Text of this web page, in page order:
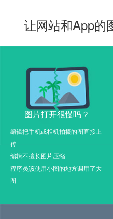
让网站和App的
图片打开很慢吗？
编辑把手机或相机拍摄的图直接上
传
编辑不擅长图片压缩
程序员该使用小图的地方调用了大
图